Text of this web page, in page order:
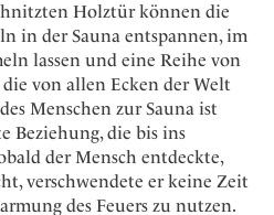
Holztür können die
in der Sauna entspannen, im
lassen und eine Reihe von
von allen Ecken der Welt
Menschen zur Sauna ist
Beziehung, die bis ins
der Mensch entdeckte,
verschwendete er keine Zeit
des Feuers zu nutzen.